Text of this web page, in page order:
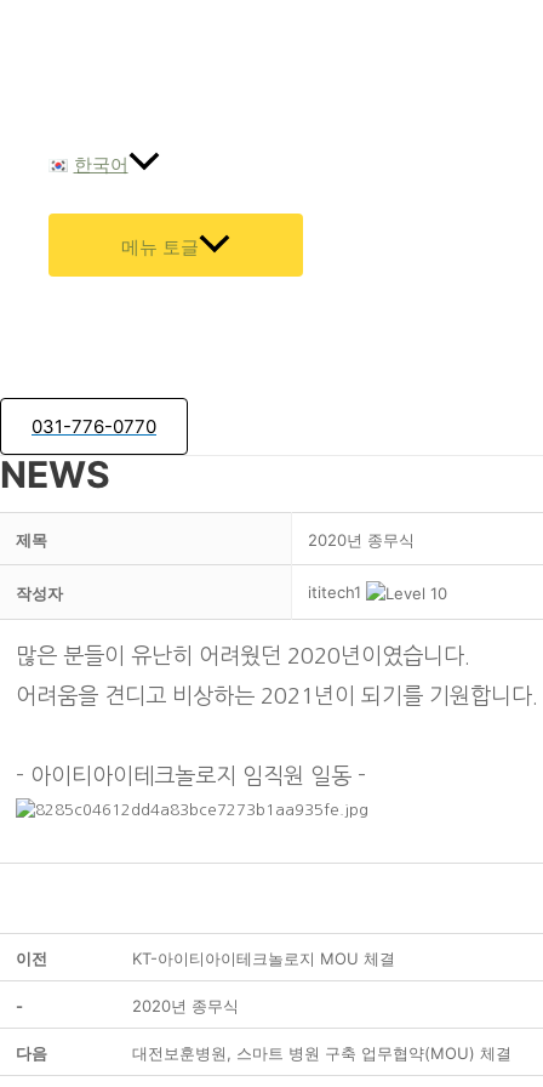
한국어
메뉴 토글
031-776-0770
NEWS
제목 2020년 종무식
작성자 ititech1
많은 분들이 유난히 어려웠던 2020년이였습니다.
어려움을 견디고 비상하는 2021년이 되기를 기원합니다.
- 아이티아이테크놀로지 임직원 일동 -
이전 KT-아이티아이테크놀로지 MOU 체결
- 2020년 종무식
다음 대전보훈병원, 스마트 병원 구축 업무협약(MOU) 체결